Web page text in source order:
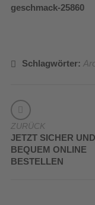
geschmack-25860
Schlagwörter:
ZURÜCK
JETZT SICHER UND
BEQUEM ONLINE
BESTELLEN